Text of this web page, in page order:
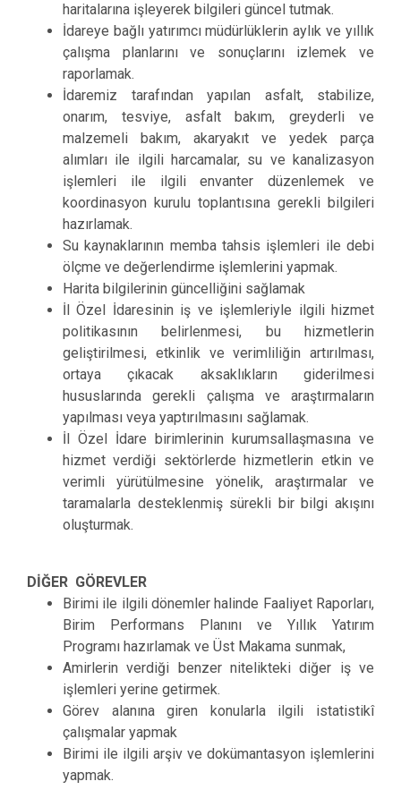
haritalarına işleyerek bilgileri güncel tutmak.
İdareye bağlı yatırımcı müdürlüklerin aylık ve yıllık
çalışma planlarını ve sonuçlarını izlemek ve
raporlamak.
İdaremiz tarafından yapılan asfalt, stabilize,
onarım, tesviye, asfalt bakım, greyderli ve
malzemeli bakım, akaryakıt ve yedek parça
alımları ile ilgili harcamalar, su ve kanalizasyon
işlemleri ile ilgili envanter düzenlemek ve
koordinasyon kurulu toplantısına gerekli bilgileri
hazırlamak.
Su kaynaklarının memba tahsis işlemleri ile debi
ölçme ve değerlendirme işlemlerini yapmak.
Harita bilgilerinin güncelliğini sağlamak
İl Özel İdaresinin iş ve işlemleriyle ilgili hizmet
politikasının belirlenmesi, bu hizmetlerin
geliştirilmesi, etkinlik ve verimliliğin artırılması,
ortaya çıkacak aksaklıkların giderilmesi
hususlarında gerekli çalışma ve araştırmaların
yapılması veya yaptırılmasını sağlamak.
İl Özel İdare birimlerinin kurumsallaşmasına ve
hizmet verdiği sektörlerde hizmetlerin etkin ve
verimli yürütülmesine yönelik, araştırmalar ve
taramalarla desteklenmiş sürekli bir bilgi akışını
oluşturmak.
DİĞER GÖREVLER
Birimi ile ilgili dönemler halinde Faaliyet Raporları,
Birim Performans Planını ve Yıllık Yatırım
Programı hazırlamak ve Üst Makama sunmak,
Amirlerin verdiği benzer nitelikteki diğer iş ve
işlemleri yerine getirmek.
Görev alanına giren konularla ilgili istatistikî
çalışmalar yapmak
Birimi ile ilgili arşiv ve dokümantasyon işlemlerini
yapmak.